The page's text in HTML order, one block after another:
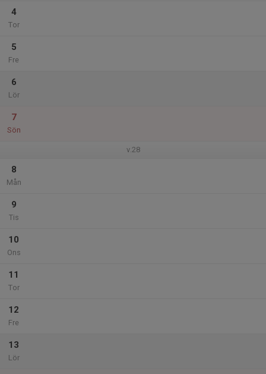
4
Tor
5
Fre
6
Lör
7
Sön
v.28
8
Mån
9
Tis
10
Ons
11
Tor
12
Fre
13
Lör